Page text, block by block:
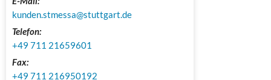
kunden.stmessa@stuttgart.de
Telefon:
+49 711 21659601
Fax:
+49 711 216950192